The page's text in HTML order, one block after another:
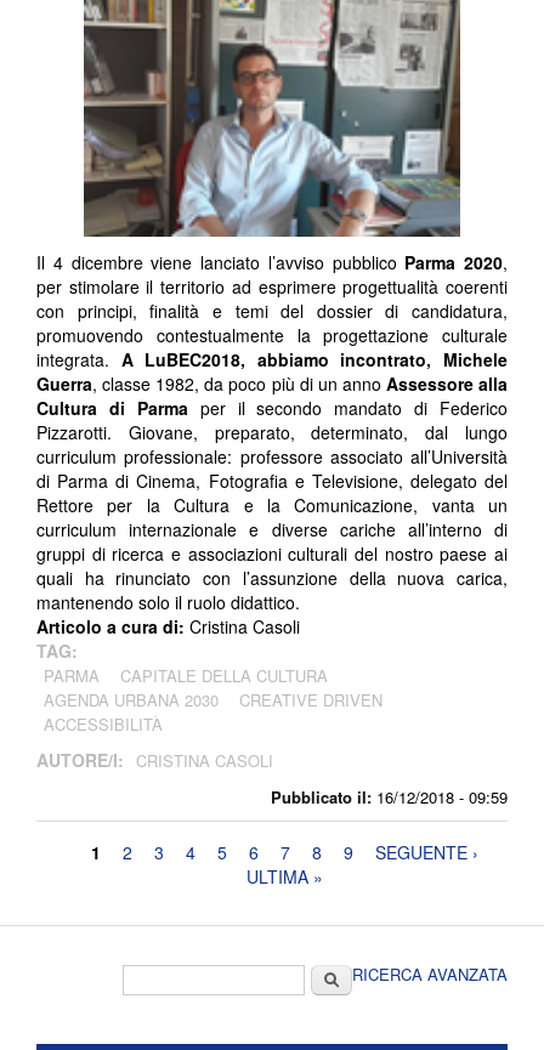
Pubblicato il: 16/12/2018 - 09:59
Il 4 dicembre viene lanciato l’avviso pubblico Parma 2020,
per stimolare il territorio ad esprimere progettualità coerenti
con principi, finalità e temi del dossier di candidatura,
promuovendo contestualmente la progettazione culturale
integrata. A LuBEC2018, abbiamo incontrato, Michele
Guerra, classe 1982, da poco più di un anno Assessore alla
Cultura di Parmaper il secondo mandato di Federico
Pizzarotti. Giovane, preparato, determinato, dal lungo
curriculum professionale: professore associato all’Università
di Parma di Cinema, Fotografia e Televisione, delegato del
Rettore per la Cultura e la Comunicazione, vanta un
curriculum internazionale e diverse cariche all’interno di
gruppi di ricerca e associazioni culturali del nostro paese ai
quali ha rinunciato con l’assunzione della nuova carica,
mantenendo solo il ruolo didattico.
Articolo a cura di: Cristina Casoli
TAG:
PARMA
CAPITALE DELLA CULTURA
AGENDA URBANA 2030
CREATIVE DRIVEN
ACCESSIBILITÀ
AUTORE/I: CRISTINA CASOLI
Pagine
1 2 3 4 5 6 7 8 9
SEGUENTE ›
ULTIMA »
CercaRICERCA AVANZATA